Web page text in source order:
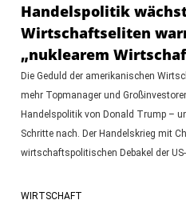
Handelspolitik
Wirtschaftseliten
„nuklearem
Die Geduld der amerikanischen
mehr Topmanager und
Handelspolitik von Donald Trump –
Schritte nach. Der Handelskrieg mit
wirtschaftspolitischen Debakel der
WIRTSCHAFT